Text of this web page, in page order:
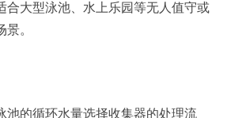
合大型泳池、水上乐园等无人值守或
。
池的循环水量选择收集器的处理流